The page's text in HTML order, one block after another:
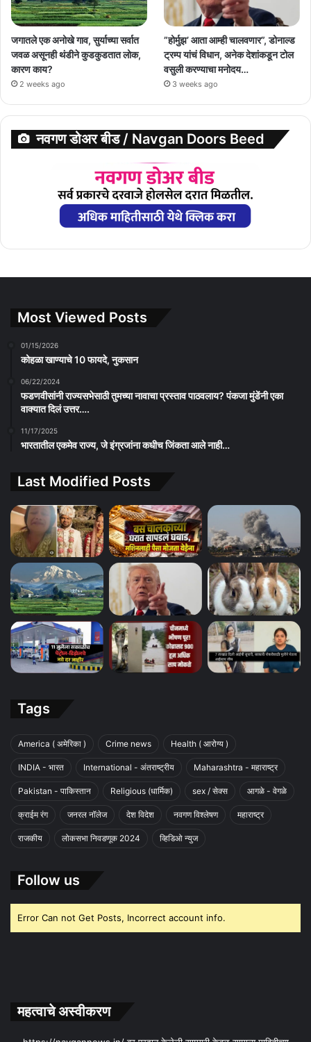
जगातले एक अनोखे गाव, सुर्याच्या सर्वात
जवळ असूनही थंडीने कुडकुडतात लोक,
कारण काय?
2 weeks ago
”होर्मुझ’ आता आम्ही चालवणार”, डोनाल्ड
ट्रम्प यांचं विधान, अनेक देशांकडून टोल
वसुली करण्याचा मनोदय…
3 weeks ago
नवगण डोअर बीड / Navgan Doors Beed
Most Viewed Posts
01/15/2026
कोहळा खाण्याचे 10 फायदे, नुकसान
06/22/2024
फडणवीसांनी राज्यसभेसाठी तुमच्या नावाचा प्रस्ताव पाठवलाय? पंकजा मुंडेंनी एका
वाक्यात दिलं उत्तर….
11/17/2025
भारतातील एकमेव राज्य, जे इंग्रजांना कधीच जिंकता आले नाही…
Last Modified Posts
Tags
America ( अमेरिका ) Crime news Health ( आरोग्य )
INDIA - भारत International - अंतराष्ट्रीय Maharashtra - महाराष्ट्र
Pakistan - पाकिस्तान Religious (धार्मिक) sex / सेक्स आगळे - वेगळे
क्राईम रंग जनरल नॉलेज देश विदेश नवगण विश्लेषण महाराष्ट्र
राजकीय लोकसभा निवडणूक 2024 व्हिडिओ न्युज
Follow us
Error Can not Get Posts, Incorrect account info.
महत्वाचे अस्वीकरण